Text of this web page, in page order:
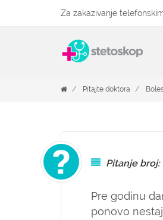
Za zakazivanje
Pitajte doktora
Pitanje broj:
Pre godinu
ponovo